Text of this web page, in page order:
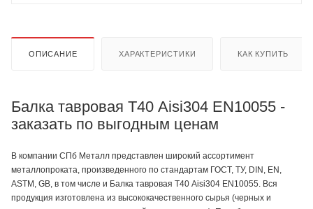
ОПИСАНИЕ ХАРАКТЕРИСТИКИ КАК КУПИТЬ
Балка тавровая Т40 Aisi304 EN10055 -
заказать по выгодным ценам
В компании СПб Металл представлен широкий ассортимент
металлопроката, произведенного по стандартам ГОСТ, ТУ, DIN, EN,
ASTM, GB, в том числе и Балка тавровая Т40 Aisi304 EN10055. Вся
продукция изготовлена из высококачественного сырья (черных и